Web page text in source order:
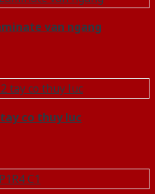
van ngang
tay co thuy luc